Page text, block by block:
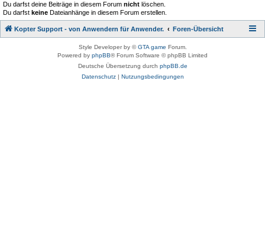
Du darfst deine Beiträge in diesem Forum nicht löschen.
Du darfst keine Dateianhänge in diesem Forum erstellen.
Kopter Support - von Anwendern für Anwender. Foren-Übersicht
Style Developer by ©GTA game Forum.
Powered by phpBB® Forum Software © phpBB Limited
Deutsche Übersetzung durch phpBB.de
Datenschutz| Nutzungsbedingungen